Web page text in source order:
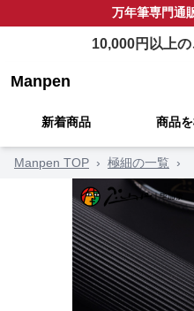
万年筆専門通
10,000円以上
Manpen
新着商品 商品
Manpen TOP › 極細の一覧 ›